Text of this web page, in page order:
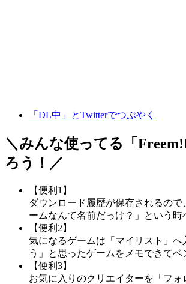
「DL中」とTwitterでつぶやく
＼みんな使ってる「
ろう！／
【便利1】
ダウンロード履歴が保存されるの
ームなんて名前だっけ？」という時
【便利2】
気になるゲームは「マイリスト」へ
う」と思ったゲームをメモできてベ
【便利3】
お気に入りのクリエイターを「フォ